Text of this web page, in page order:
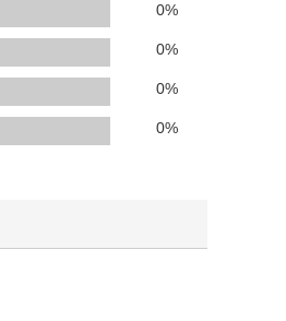
0%
0%
0%
0%